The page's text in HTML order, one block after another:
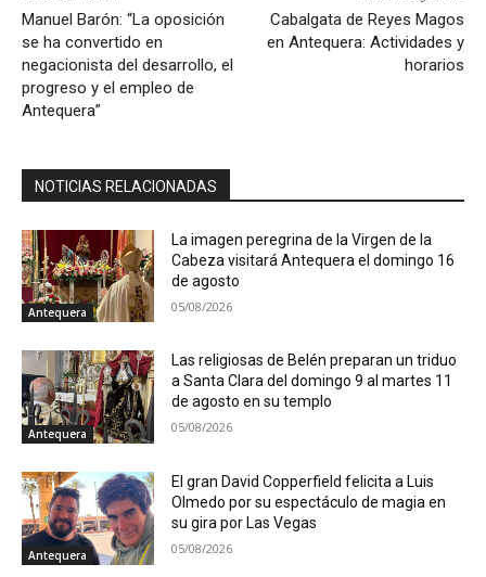
Manuel Barón: “La oposición
se ha convertido en
negacionista del desarrollo, el
progreso y el empleo de
Antequera”
Cabalgata de Reyes Magos
en Antequera: Actividades y
horarios
NOTICIAS RELACIONADAS
Antequera
La imagen peregrina de la Virgen de la
Cabeza visitará Antequera el domingo 16
de agosto
05/08/2026
Antequera
Las religiosas de Belén preparan un triduo
a Santa Clara del domingo 9 al martes 11
de agosto en su templo
05/08/2026
Antequera
El gran David Copperfield felicita a Luis
Olmedo por su espectáculo de magia en
su gira por Las Vegas
05/08/2026